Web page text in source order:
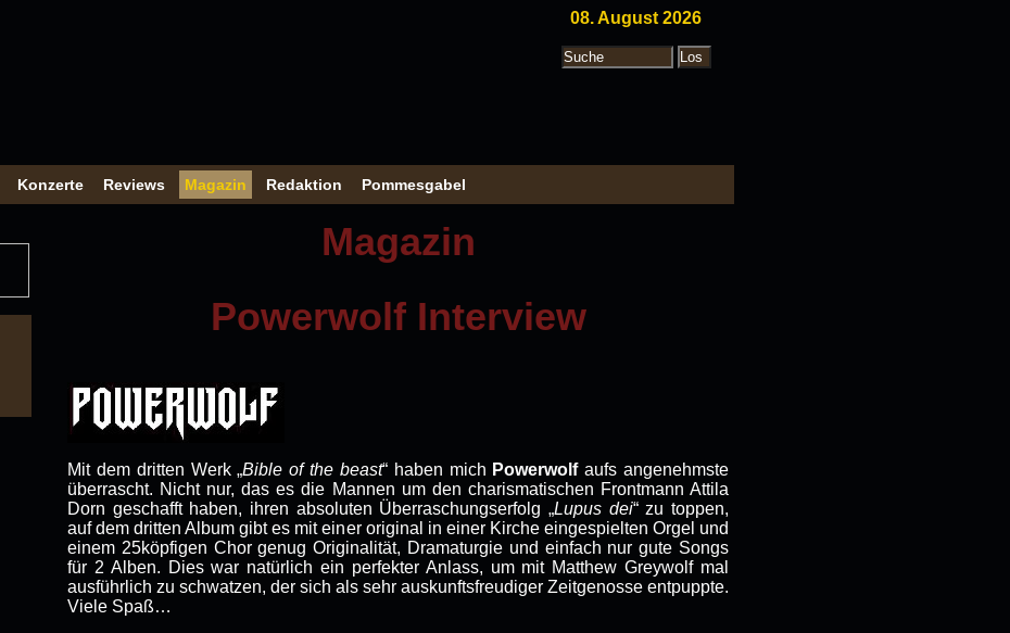
08. August 2026
Konzerte Reviews Magazin Redaktion Pommesgabel
Magazin
Powerwolf Interview
Mit dem dritten Werk „Bible of the beast“ haben mich Powerwolfaufs angenehmste
überrascht. Nicht nur, das es die Mannen um den charismatischen Frontmann Attila
Dorn geschafft haben, ihren absoluten Überraschungserfolg „Lupus dei“ zu toppen,
auf dem dritten Album gibt es mit einer original in einer Kirche eingespielten Orgel und
einem 25köpfigen Chor genug Originalität, Dramaturgie und einfach nur gute Songs
für 2 Alben. Dies war natürlich ein perfekter Anlass, um mit Matthew Greywolf mal
ausführlich zu schwatzen, der sich als sehr auskunftsfreudiger Zeitgenosse entpuppte.
Viele Spaß…